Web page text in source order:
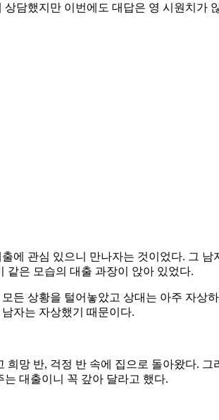
담했지만 이번에도 대답은 영 시원치가
에 관심 있으니 만나자는 것이었다. 그 남
같은 모습의 대출 과장이 앉아 있었다.
든 상황을 털어놓았고 상대는 아주 자상
자는 자상했기 때문이다.
망 반, 걱정 반 속에 집으로 돌아왔다.
대출이니 꼭 갚아 달라고 했다.